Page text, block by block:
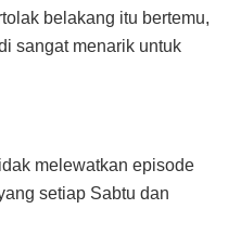
belakang itu bertemu,
sangat menarik untuk
melewatkan episode
setiap Sabtu dan